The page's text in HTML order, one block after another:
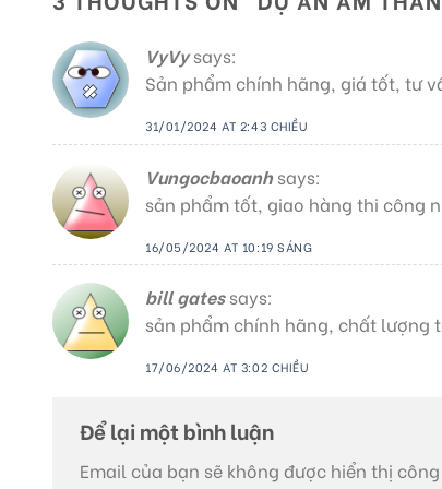
VyVy says:
Sản phẩm chính hãng, giá tốt, tư
31/01/2024 AT 2:43 CHIỀU
Vungocbaoanh says:
sản phẩm tốt, giao hàng thi công
16/05/2024 AT 10:19 SÁNG
bill gates says:
sản phẩm chính hãng, chất lượng
17/06/2024 AT 3:02 CHIỀU
Để lại một bình luận
Email của bạn sẽ không được hiển thị